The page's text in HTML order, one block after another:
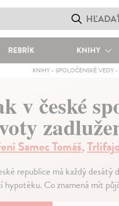
REBRÍK KNIHY
KNIHY - SPOLOČENSKÉ VEDY -
v české
Samec Tomáš,
republice má každý desátý
hypotéku. Co znamená mít